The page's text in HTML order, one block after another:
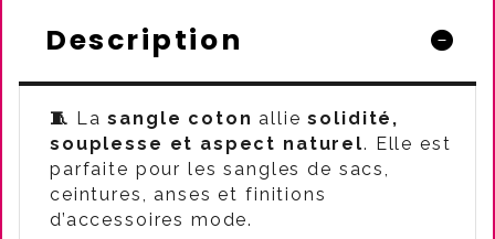
Description
🧵 Lasangle coton alliesolidité,
souplesse et aspect naturel. Elle est
parfaite pour les sangles de sacs,
ceintures, anses et finitions
d’accessoires mode.